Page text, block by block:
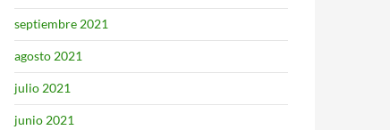
septiembre 2021
agosto 2021
julio 2021
junio 2021